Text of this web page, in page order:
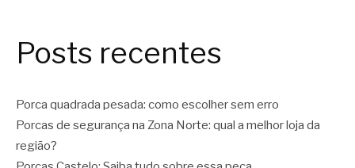
Posts recentes
Porca quadrada pesada: como escolher sem erro
Porcas de segurança na Zona Norte: qual a melhor loja da
região?